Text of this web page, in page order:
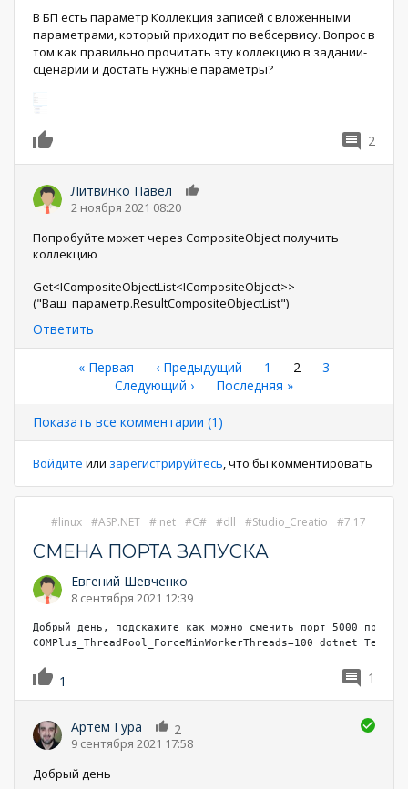
В БП есть параметр Коллекция записей с вложенными
параметрами, который приходит по вебсервису. Вопрос в
том как правильно прочитать эту коллекцию в задании-
сценарии и достать нужные параметры?
2
Литвинко Павел
2 ноября 2021 08:20
Попробуйте может через CompositeObject получить
коллекцию
Get<ICompositeObjectList<ICompositeObject>>
("Ваш_параметр.ResultCompositeObjectList")
Ответить
Нумерация
страниц
Первая
страница
« Первая ←
‹ Предыдущий Страница
1
Текущая
2 Страница
3
Следующая
Следующий ›
Последняя
Последняя »
Показать все комментарии (1)
Войдите или зарегистрируйтесь , что бы комментировать
linux ASP.NET .net C# dll Studio_Creatio 7.17
СМЕНА ПОРТА ЗАПУСКА
Евгений Шевченко
8 сентября 2021 12:39
Добрый день, подскажите как можно сменить порт 5000 при
COMPlus_ThreadPool_ForceMinWorkerThreads=100 dotnet
1 1
Артем Гура
9 сентября 2021 17:58
2
Добрый день